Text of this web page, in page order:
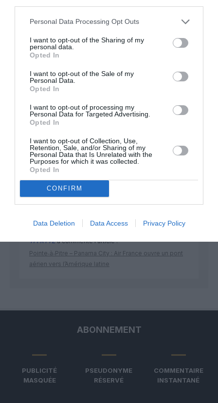
Personal Data Processing Opt Outs
I want to opt-out of the Sharing of my
personal data.
Opted In
I want to opt-out of the Sale of my
Personal Data.
Opted In
I want to opt-out of processing my
Personal Data for Targeted Advertising.
Opted In
I want to opt-out of Collection, Use,
Retention, Sale, and/or Sharing of my
Personal Data that Is Unrelated with the
Purposes for which it was collected.
Opted In
CONFIRM
Data Deletion Data Access Privacy Policy
Appel aux lecteurs !
Soutenez Air Journal participez
DERNIERS COMMENTAIRES
Manfoua commenté l'article :
Pyramides, croisières et mer Rouge : l’Égypte mise sur
une saison record malgré le contexte géopolitique
TFFRYYZa commenté l'article :
Pointe‑à‑Pitre – Panama City : Air France ouvre un pont
aérien vers l’Amérique latine
ABONNEMENT
PUBLICITÉ
MASQUÉE
PSEUDONYME
RÉSERVÉ
COMMENTAIRE
INSTANTANÉ